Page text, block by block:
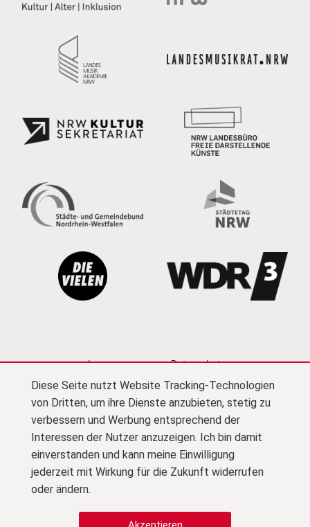
Diese Seite nutzt Website Tracking-Technologien
von Dritten, um ihre Dienste anzubieten, stetig zu
verbessern und Werbung entsprechend der
Interessen der Nutzer anzuzeigen. Ich bin damit
einverstanden und kann meine Einwilligung
jederzeit mit Wirkung für die Zukunft widerrufen
oder ändern.
Impressum
Datenschutz
Cookie-Einstellungen
Kontakt
Newsletter
Presse
Barrierefreiheit Netiquette (PDF)
© Kultursekretariat NRW Gütersloh
Zu
Zu Instagram